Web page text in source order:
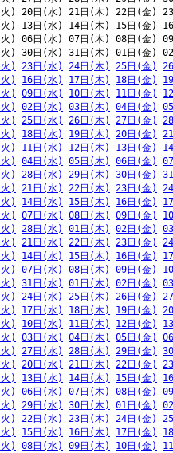
火) 20日(水) 21日(木) 22日(金)
火) 13日(水) 14日(木) 15日(金)
火) 06日(水) 07日(木) 08日(金)
火) 30日(水) 31日(木) 01日(金)
) 23日(水) 24日(木) 25日(金)
) 16日(水) 17日(木) 18日(金)
) 09日(水) 10日(木) 11日(金)
) 02日(水) 03日(木) 04日(金)
) 25日(水) 26日(木) 27日(金)
) 18日(水) 19日(木) 20日(金)
) 11日(水) 12日(木) 13日(金)
) 04日(水) 05日(木) 06日(金)
) 28日(水) 29日(木) 30日(金)
) 21日(水) 22日(木) 23日(金)
) 14日(水) 15日(木) 16日(金)
) 07日(水) 08日(木) 09日(金)
) 28日(水) 01日(木) 02日(金)
) 21日(水) 22日(木) 23日(金)
) 14日(水) 15日(木) 16日(金)
) 07日(水) 08日(木) 09日(金)
) 31日(水) 01日(木) 02日(金)
) 24日(水) 25日(木) 26日(金)
) 17日(水) 18日(木) 19日(金)
) 10日(水) 11日(木) 12日(金)
) 03日(水) 04日(木) 05日(金)
) 27日(水) 28日(木) 29日(金)
) 20日(水) 21日(木) 22日(金)
) 13日(水) 14日(木) 15日(金)
) 06日(水) 07日(木) 08日(金)
) 29日(水) 30日(木) 01日(金)
) 22日(水) 23日(木) 24日(金)
) 15日(水) 16日(木) 17日(金)
) 08日(水) 09日(木) 10日(金)